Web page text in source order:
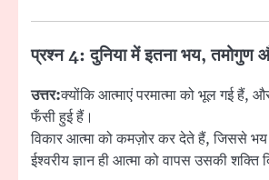
प्रश्न 4: दुनिया में इतना भय, तमोगुण
उत्तर:क्योंकि आत्माएं परमात्मा को भूल गई हैं,
फँसी हुई हैं।
विकार आत्मा को कमज़ोर कर देते हैं, जिससे
ईश्वरीय ज्ञान ही आत्मा को वापस उसकी शक्ति